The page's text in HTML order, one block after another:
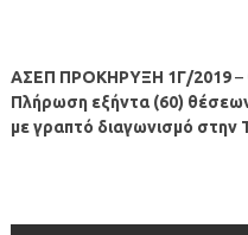
ΑΣΕΠ ΠΡΟΚΗΡΥΞΗ 1Γ/2019–
Πλήρωση εξήντα (60)
με γραπτό διαγωνισμό στην